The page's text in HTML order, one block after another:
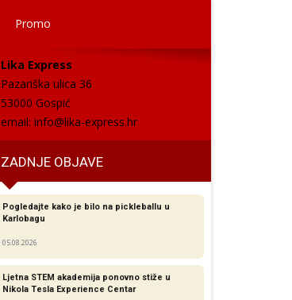
Promo
Lika Express
Pazariška ulica 36
53000 Gospić
email: info@lika-express.hr
ZADNJE OBJAVE
Pogledajte kako je bilo na pickleballu u
Karlobagu
05.08.2026
Ljetna STEM akademija ponovno stiže u
Nikola Tesla Experience Centar